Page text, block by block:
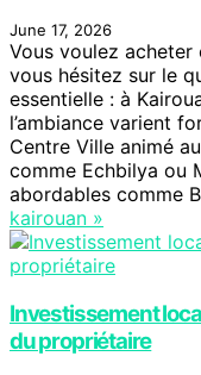
June 17, 2026
Vous voulez acheter
vous hésitez sur le
essentielle : à
l’ambiance varient
Centre Ville animé
comme Echbilya ou
abordables comme
kairouan »
Investissement
du propriétaire